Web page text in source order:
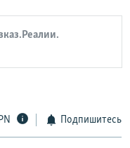
Подпишитесь